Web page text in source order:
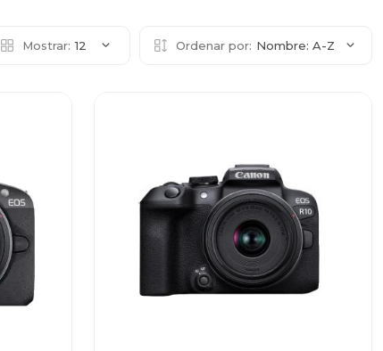
Mostrar: 12 Ordenar por: Nombre: A-Z